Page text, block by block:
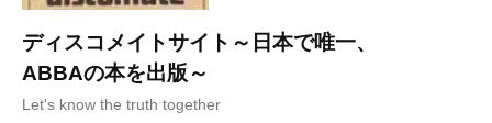
ディスコメイトサイト～日本で唯一、
ABBAの本を出版～
Let's know the truth together